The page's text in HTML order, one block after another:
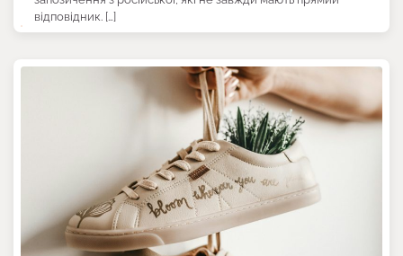
відповідник. […]